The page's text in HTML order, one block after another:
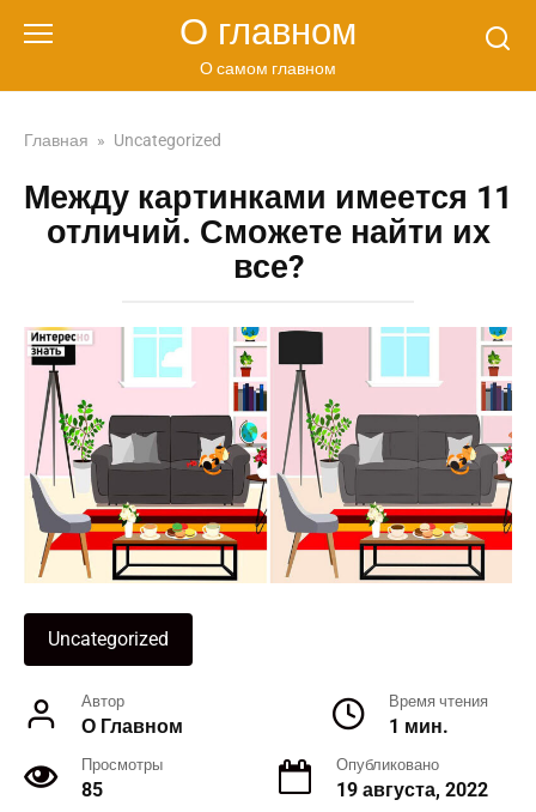
О главном
О самом главном
Главная » Uncategorized
Между картинками имеется 11
отличий. Сможете найти их
все?
Uncategorized
Автор
О Главном
Время чтения
1 мин.
Просмотры
85
Опубликовано
19 августа, 2022